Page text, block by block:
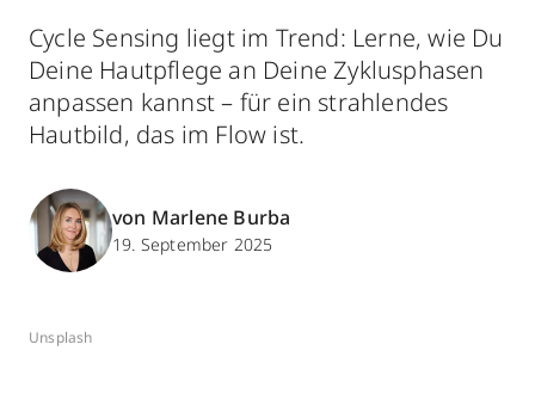
Cycle Sensing liegt im Trend: Lerne, wie Du
Deine Hautpflege an Deine Zyklusphasen
anpassen kannst – für ein strahlendes
Hautbild, das im Flow ist.
von Marlene Burba
19. September 2025
Unsplash